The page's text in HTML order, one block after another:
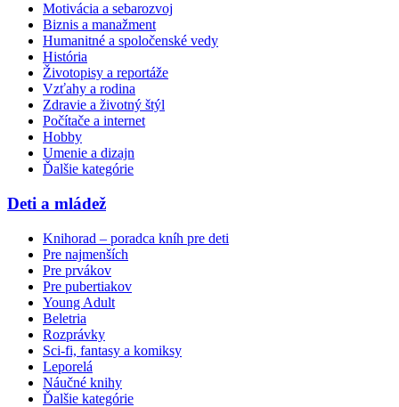
Motivácia a sebarozvoj
Biznis a manažment
Humanitné a spoločenské vedy
História
Životopisy a reportáže
Vzťahy a rodina
Zdravie a životný štýl
Počítače a internet
Hobby
Umenie a dizajn
Ďalšie kategórie
Deti a mládež
Knihorad – poradca kníh pre deti
Pre najmenších
Pre prvákov
Pre pubertiakov
Young Adult
Beletria
Rozprávky
Sci-fi, fantasy a komiksy
Leporelá
Náučné knihy
Ďalšie kategórie